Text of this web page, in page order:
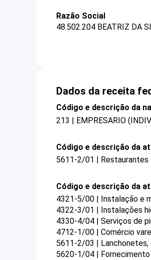
Razão Social
48.502.204 BEATRIZ DA
Dados da receita
Código e descrição da
213 | EMPRESARIO
Código e descrição da
5611-2/01 | Restaurantes
Código e descrição da
4321-5/00 | Instalação e
4322-3/01 | Instalações
4330-4/04 | Serviços de
4712-1/00 | Comércio
5611-2/03 | Lanchonetes,
5620-1/04 |